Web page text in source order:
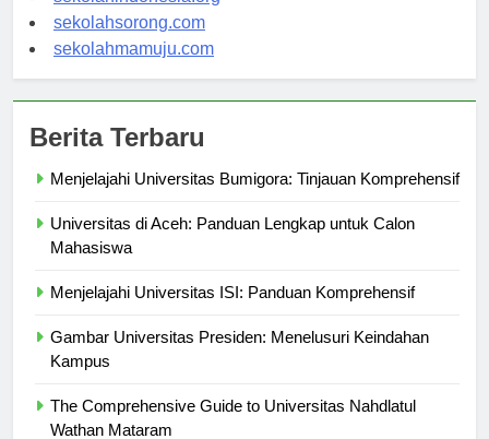
sekolahindonesia.org
sekolahsorong.com
Berita Terbaru
Universitas di Aceh: Panduan Lengkap untuk Calon
Gambar Universitas Presiden: Menelusuri Keindahan
The Comprehensive Guide to Universitas Nahdlatul